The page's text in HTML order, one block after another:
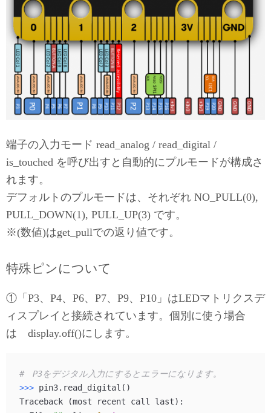
端子の入力モード read_analog / read_digital /
is_touched を呼び出すと自動的にプルモードが構成さ
れます。
デフォルトのプルモードは、それぞれ NO_PULL(0),
PULL_DOWN(1), PULL_UP(3) です。
※(数値)はget_pullでの返り値です。
特殊ピンについて
①「P3、P4、P6、P7、P9、P10」はLEDマトリクスデ
ィスプレイと接続されています。個別に使う場合
は display.off()にします。
#　P3をデジタル入力にするとエラーになります。
>>> pin3.read_digital()
Traceback (most recent call last):